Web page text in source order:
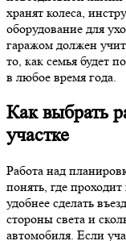
хранят колеса,
оборудование для
гаражом должен
то, как семья будет
в любое время года.
Как выбрать
участке
Работа над
понять, где
удобнее сделать
стороны света и
автомобиля. Если